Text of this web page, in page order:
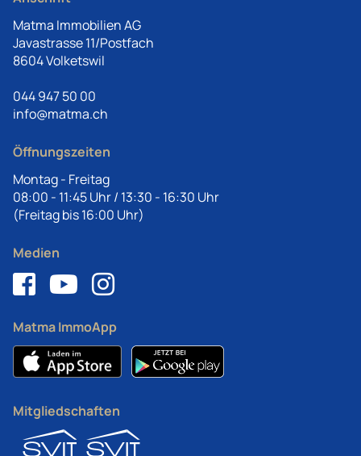
Matma Immobilien AG
Javastrasse 11/Postfach
8604 Volketswil
044 947 50 00
info@matma.ch
Öffnungszeiten
Montag - Freitag
08:00 - 11:45 Uhr / 13:30 - 16:30 Uhr
(Freitag bis 16:00 Uhr)
Medien
Matma ImmoApp
Mitgliedschaften